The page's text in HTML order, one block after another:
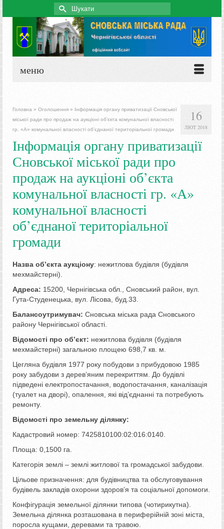
Search
for:
меню
16
ЛЮТ 2018
Головна » Оголошення » Інформація органу приватизації Сновської
міської ради про продаж на аукціоні об’єкта комунальної власності
гр. «А» комунальної власності об’єднаної територіальної громади
Інформація органу приватизації
Сновської міської ради про
продаж на аукціоні об’єкта
комунальної власності гр. «А»
комунальної власності
об’єднаної територіальної
громади
Назва об’єкта аукціону: нежитлова будівля (будівля
мехмайстерні).
Адреса: 15200, Чернігівська обл., Сновський район, вул.
Гута-Студенецька, вул. Лісова, буд.33.
Балансоутримувач: Сновська міська рада Сновського
району Чернігівської області.
Відомості про об’єкт: нежитлова будівля (будівля
мехмайстерні) загальною площею 698,7 кв. м.
Цегляна будівля 1977 року побудови з прибудовою 1985
року забудови з дерев’яним перекриттям. До будівлі
підведені електропостачання, водопостачання, каналізація
(туалет на дворі), опалення, які від’єднанні та потребують
ремонту.
Відомості про земельну ділянку:
Кадастровий номер: 7425810100:02:016:0140.
Площа: 0,1500 га.
Категорія землі – землі житлової та громадської забудови.
Цільове призначення: для будівництва та обслуговування
будівель закладів охорони здоров’я та соціальної допомоги.
Конфігурація земельної ділянки типова (чотирикутна).
Земельна ділянка розташована в периферійній зоні міста,
поросла кущами, деревами та травою.